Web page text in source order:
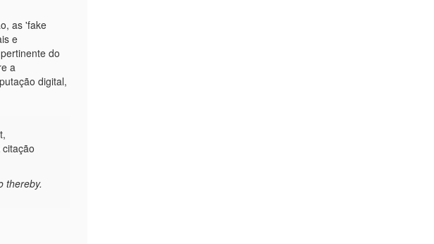
as 'fake
e
do
a
digital,
thereby.